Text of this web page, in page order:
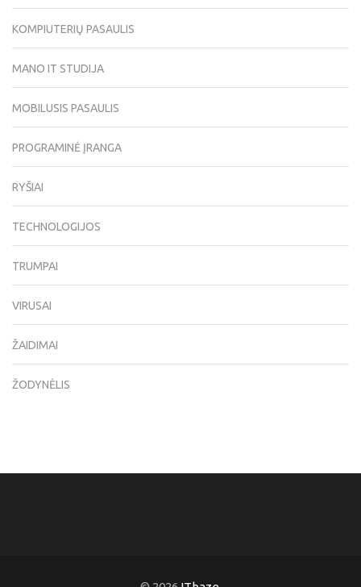
KOMPIUTERIŲ PASAULIS
MANO IT STUDIJA
MOBILUSIS PASAULIS
PROGRAMINĖ ĮRANGA
RYŠIAI
TECHNOLOGIJOS
TRUMPAI
VIRUSAI
ŽAIDIMAI
ŽODYNĖLIS